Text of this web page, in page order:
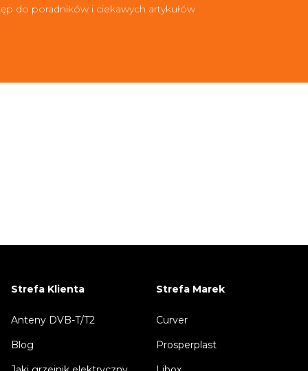
do poradników i ciekawych artykułów
Strefa Klienta
Anteny DVB-T/T2
Blog
Strefa Marek
Curver
Prosperplast